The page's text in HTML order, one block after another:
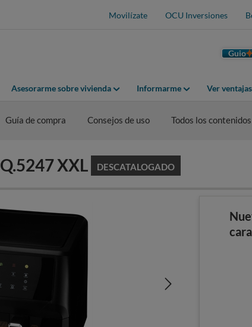
Movilízate OCU Inversiones
Guio
Asesorarme sobre vivienda Informarme Ver
Guía de compra Consejos de uso Todos los contenidos
XXL DESCATALOGADO